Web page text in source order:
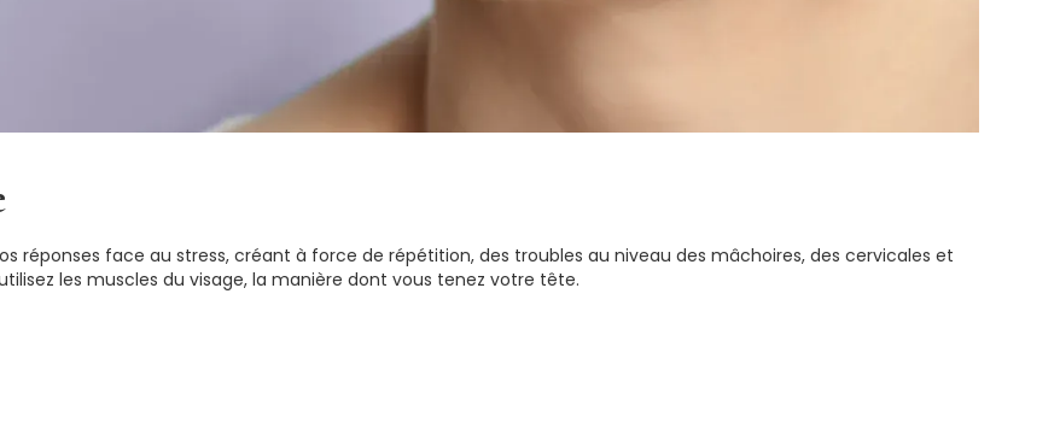
réponses face au stress, créant à force de répétition, des troubles au niveau des mâchoires, des cervicales et
les muscles du visage, la manière dont vous tenez votre tête.